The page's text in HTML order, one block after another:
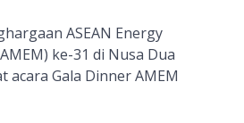
ASEAN Energy
ke-31 di Nusa Dua
acara Gala Dinner AMEM